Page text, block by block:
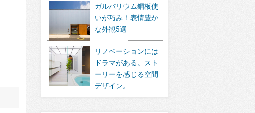
ガルバリウム鋼板使
いが巧み！表情豊か
な外観5選
リノベーションには
ドラマがある。スト
ーリーを感じる空間
デザイン。